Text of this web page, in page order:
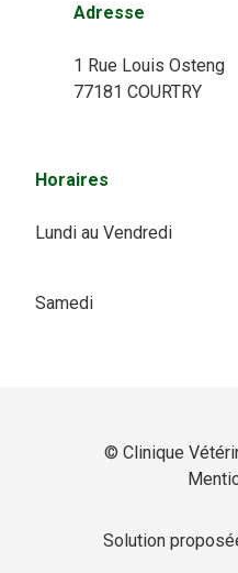
Adresse
1 Rue Louis Osteng
77181 COURTRY
Horaires
Lundi au Vendredi
Samedi
© Clinique
Solution